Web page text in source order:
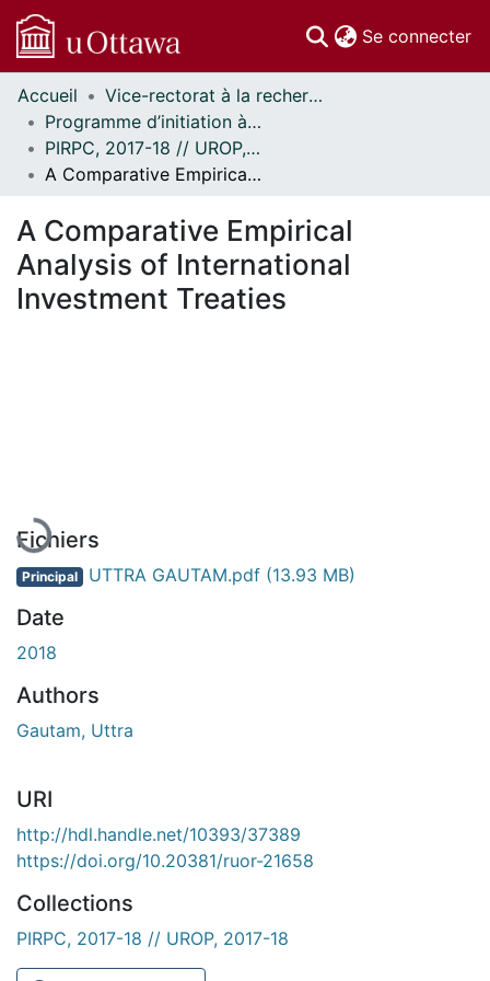
Se connecter
Communautés
et collections
Parcourir
Statistiques
À propos
Accueil
Vice-rectorat à la recherche // Office of the V-P, Research
Programme d’initiation à la recherche au premier cycle (PIRPC) // Undergraduate Research Opportunity Program (UROP)
PIRPC, 2017-18 // UROP, 2017-18
A Comparative Empirical Analysis of International Investment Treaties
A Comparative Empirical
Analysis of International
Investment Treaties
Fichiers
Principal UTTRA GAUTAM.pdf (13.93 MB)
Date
2018
Authors
Gautam, Uttra
URI
http://hdl.handle.net/10393/37389
https://doi.org/10.20381/ruor-21658
Collections
PIRPC, 2017-18 // UROP, 2017-18